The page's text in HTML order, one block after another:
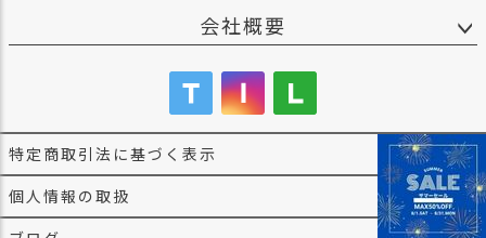
会社概要
特定商取引法に基づく表示
個人情報の取扱